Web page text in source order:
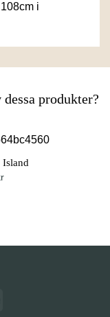
i
produkter?
rabatt
Island